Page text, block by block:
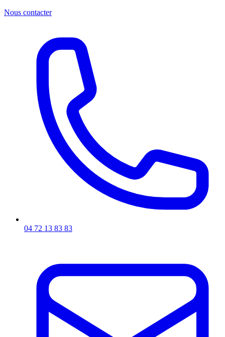
Nous contacter
04 72 13 83 83